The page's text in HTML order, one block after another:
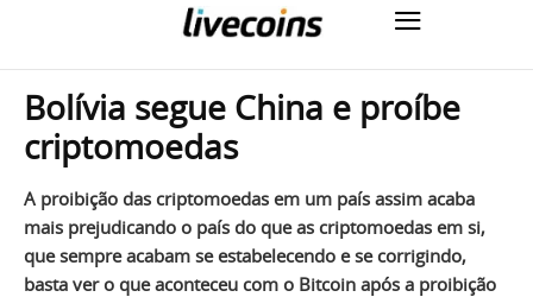
Bolívia segue China e proíbe
criptomoedas
A proibição das criptomoedas em um país assim acaba
mais prejudicando o país do que as criptomoedas em si,
que sempre acabam se estabelecendo e se corrigindo,
basta ver o que aconteceu com o Bitcoin após a proibição